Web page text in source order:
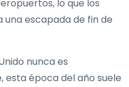
lo que los
escapada de fin de
nunca es
época del año suele